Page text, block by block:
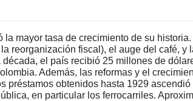
mayor tasa de crecimiento de su
reorganización fiscal), el auge del café, y
el país recibió 25 millones de
Además, las reformas y el
obtenidos hasta 1929
en particular los ferrocarriles.